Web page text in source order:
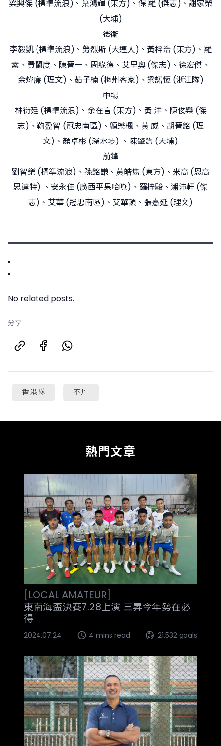
梁興傑 (標準流浪)、葉鴻輝 (東方)、保 羅 (傑志)、謝家榮
(大埔)
後衛
李毅凱 (標準流浪)、勞烈斯 (大連人)、黃梓浩 (東方)、羅
素、費蘭度、陳晉一、周緣德、艾里奧 (傑志)、徐宏傑、
余煒廉 (理文)、茹子楠 (梅州客家)、梁諾恆 (浙江隊)
中場
林衍廷 (標準流浪)、余在言 (東方)、黃 洋、陳俊樂 (傑
志)、鞠盈智 (冠忠南區)、顏樂楓、黃 威、胡晉銘 (理
文)、顏卓彬 (深水埗) 、陳肇鈞 (大埔)
前鋒
劉智樂 (標準流浪)、孫銘謙、黃皓雋 (東方)、米高 (恩高
思達特) 、安永佳 (廣西平果哈嘹)、羅梓駿、潘沛軒 (傑
志)、艾華 (冠忠南區)、艾華頓、張憙延 (理文)
"
"
No related posts.
分享
香港隊 不丹
熱門文章
[LOCAL AMATEUR]
東南海盃決賽7.28上演 三昇今年勢在必
得
2024.07.24 4 mins read 21,532 goals